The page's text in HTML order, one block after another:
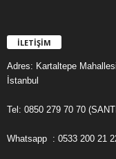
İLETİŞİM
Adres: Kartaltepe
İstanbul
Tel: 0850 279 70 70
Whatsapp : 0533 200 21